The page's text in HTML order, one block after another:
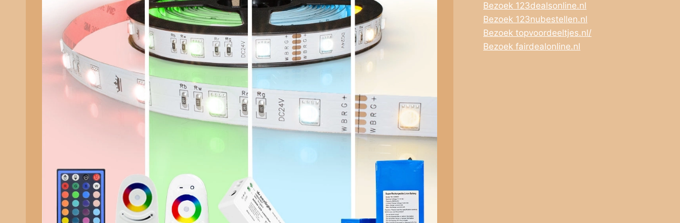
Bezoek 123dealsonline.nl
Bezoek 123nubestellen.nl
Bezoek topvoordeeltjes.nl/
Bezoek fairdealonline.nl